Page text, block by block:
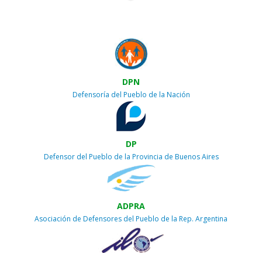
DPN
Defensoría del Pueblo de la Nación
DP
Defensor del Pueblo de la Provincia de Buenos Aires
ADPRA
Asociación de Defensores del Pueblo de la Rep. Argentina